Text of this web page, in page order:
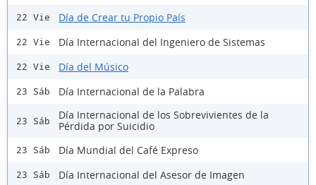
22 Vie Día de Crear tu Propio País
22 Vie Día Internacional del Ingeniero de Sistemas
22 Vie Día del Músico
23 Sáb Día Internacional de la Palabra
23 Sáb
Día Internacional de los Sobrevivientes de la
Pérdida por Suicidio
23 Sáb Día Mundial del Café Expreso
23 Sáb Día Internacional del Asesor de Imagen